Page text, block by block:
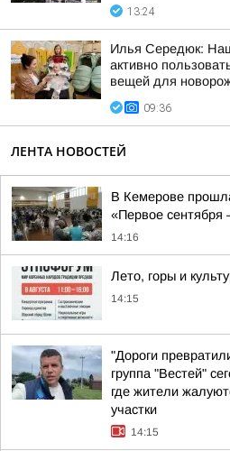
13:24
Илья Середюк:
активно
вещей для
09:36
ЛЕНТА НОВОСТЕЙ
В Кемерове
«Первое
14:16
Лето, горы и
14:15
"Дороги
группа "Вестей"
где жители
участки
14:15